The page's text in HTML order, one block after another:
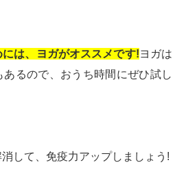
は、ヨガがオススメです!ヨガは
るので、おうち時間にぜひ試し
して、免疫力アップしましょう!